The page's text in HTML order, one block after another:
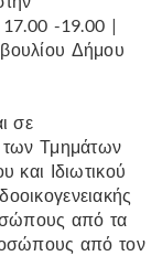
17.00 -19.00 |
Δήμου
σε
των Τμημάτων
και Ιδιωτικού
από τα
από τον